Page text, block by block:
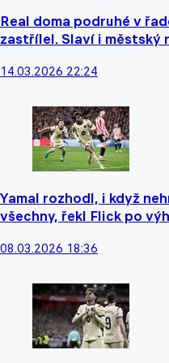
Real doma podruhé v
zastřílel. Slaví i městský
14.03.2026 22:24
Yamal rozhodl, i když
všechny, řekl Flick po
08.03.2026 18:36